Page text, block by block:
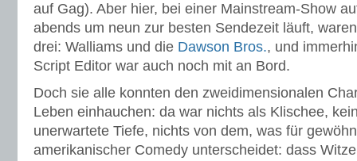
auf Gag). Aber hier, bei einer Mainstream-Show
abends um neun zur besten Sendezeit läuft,
drei: Walliams und die Dawson Bros., und
Script Editor war auch noch mit an Bord.
Doch sie alle konnten den zweidimensionalen
Leben einhauchen: da war nichts als Klischee,
unerwartete Tiefe, nichts von dem, was für
amerikanischer Comedy unterscheidet: dass